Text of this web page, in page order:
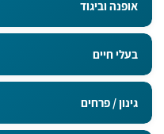
אופנה וביגוד
בעלי חיים
גינון / פרחים